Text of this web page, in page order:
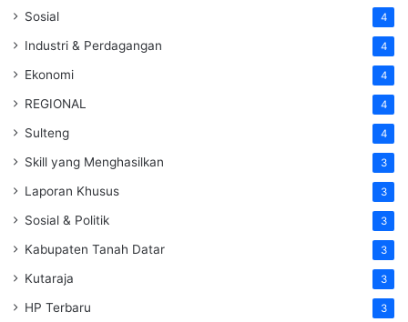
Sosial 4
Industri & Perdagangan 4
Ekonomi 4
REGIONAL 4
Sulteng 4
Skill yang Menghasilkan 3
Laporan Khusus 3
Sosial & Politik 3
Kabupaten Tanah Datar 3
Kutaraja 3
HP Terbaru 3